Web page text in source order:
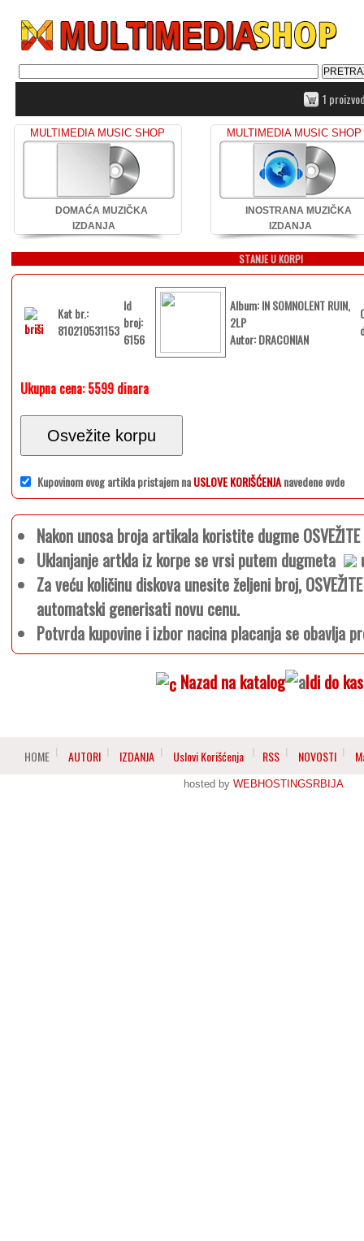
1
MULTIMEDIA MUSIC SHOP
DOMAĆA MUZIČKA
IZDANJA
MULTIMEDIA MUSIC SHOP
INOSTRANA MUZIČKA
IZDANJA
STANJE U KORPI
Kat br.:
810210531153
Id
broj:
6156
Album: IN SOMNOLENT RUIN,
2LP
Autor: DRACONIAN
Ukupna cena:5599 dinara
Osvežite korpu
Kupovinom ovog artikla pristajem naUSLOVE KORIŠĆENJAnavedene ovde
Nakon unosa broja artikala koristite dugme OSVEŽITE
Uklanjanje artkla iz korpe se vrsi putem dugmeta
Za veću količinu diskova unesite željeni broj,
automatski generisati novu cenu.
Potvrda kupovine i izbor nacina placanja se obavlja
Nazad na katalog
Idi do
HOME AUTORI IZDANJA Uslovi Korišćenja RSS NOVOSTI
hosted by WEBHOSTINGSRBIJA